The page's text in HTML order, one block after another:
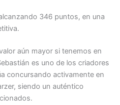
346 puntos, en una
aún mayor si tenemos en
es uno de los criadores
concursando activamente en
siendo un auténtico